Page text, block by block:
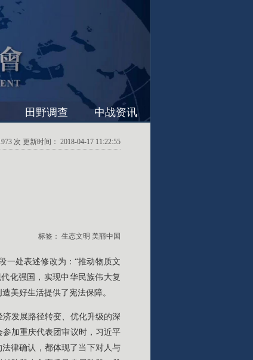
田野调查 中战资讯
次 更新时间： 2018-04-17 11:22:55
标签： 生态文明 美丽中国
一处表述修改为：“推动物质文
化强国，实现中华民族伟大复
美好生活提供了宪法保障。
发展路径转变、优化升级的深
加重庆代表团审议时，习近平
律确认，都体现了当下对人与